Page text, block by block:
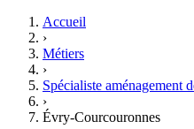
Accueil
›
Métiers
›
Spécialiste aménagement
›
Évry-Courcouronnes